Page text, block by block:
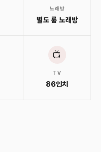
노래방
별도 룸 노래방
📺
TV
86인치